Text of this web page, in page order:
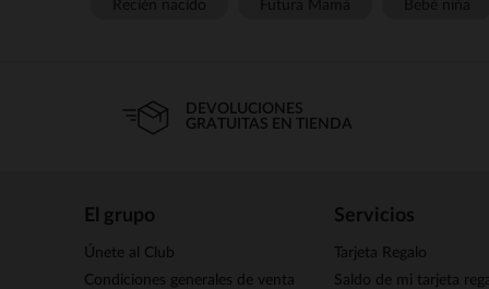
DEVOLUCIONES
GRATUITAS EN TIENDA
El grupo
Únete al Club
Condiciones generales de venta
Servicios
Tarjeta Regalo
Saldo de mi tarjeta